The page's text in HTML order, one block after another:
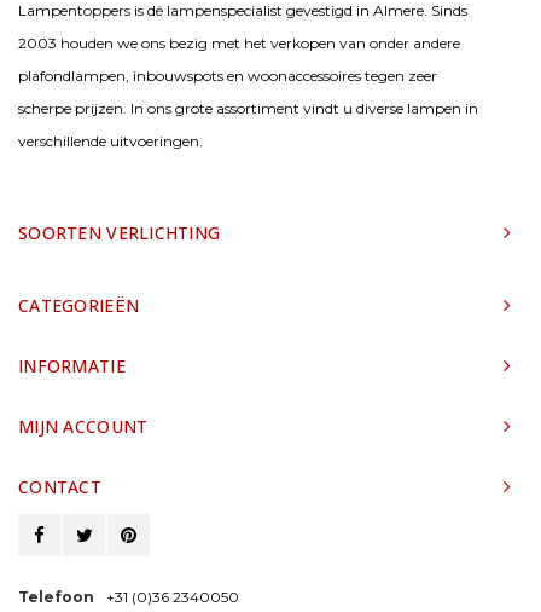
Ik heb nu lampje Osram 2,6 W gekocht
Lampentoppers is dé lampenspecialist gevestigd in Almere. Sinds
2003 houden we ons bezig met het verkopen van onder andere
plafondlampen, inbouwspots en woonaccessoires tegen zeer
scherpe prijzen. In ons grote assortiment vindt u diverse lampen in
verschillende uitvoeringen.
SOORTEN VERLICHTING
CATEGORIEËN
INFORMATIE
MIJN ACCOUNT
CONTACT
Telefoon +31 (0)36 2340050